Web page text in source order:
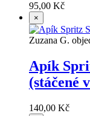
95,00 Kč
×
Zuzana G.
Apík
(stáčené
140,00 Kč